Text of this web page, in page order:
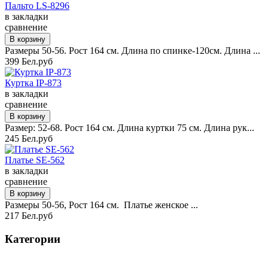
Пальто LS-8296
в закладки
сравнение
Размеры 50-56. Рост 164 см. Длина по спинке-120см. Длина ...
399 Бел.руб
Куртка IP-873
в закладки
сравнение
Размер: 52-68. Рост 164 см. Длина куртки 75 см. Длина рук...
245 Бел.руб
Платье SE-562
в закладки
сравнение
Размеры 50-56, Рост 164 см. Платье женское ...
217 Бел.руб
Категории